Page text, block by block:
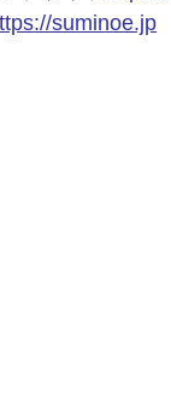
suminoe.jp